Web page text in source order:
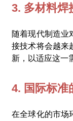
3. 多材料焊
随着现代制造业
接技术将会越来
新，以适应这一
4. 国际标准
在全球化的市场